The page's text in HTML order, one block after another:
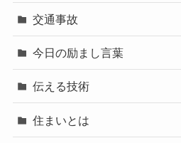
交通事故
今日の励まし言葉
伝える技術
住まいとは